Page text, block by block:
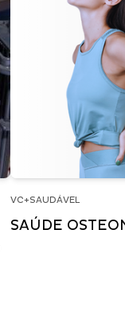
VC+SAUDÁVEL
SAÚDE